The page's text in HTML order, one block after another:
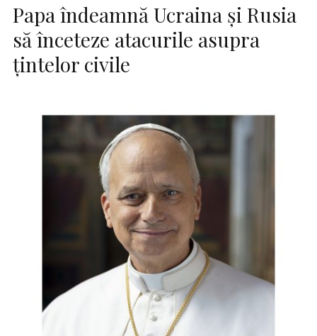
Papa îndeamnă Ucraina şi Rusia
să înceteze atacurile asupra
ţintelor civile